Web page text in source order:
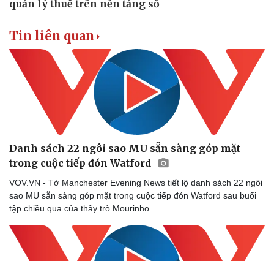
Doanh nghiệp
Thông tin doanh nghiệp
Doanh nghiệp 24h
Doanh nhân
Công nghệ
Sành điệu
Tin Công nghệ
Trải nghiệm
Tin liên quan
Danh sách 22 ngôi sao MU sẵn sàng góp mặt
trong cuộc tiếp đón Watford
VOV.VN - Tờ Manchester Evening News tiết lộ danh sách 22 ngôi
sao MU sẵn sàng góp mặt trong cuộc tiếp đón Watford sau buổi
tập chiều qua của thầy trò Mourinho.